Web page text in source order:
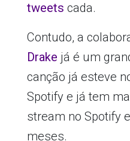
tweets cada.
Contudo, a
Drake já é um
canção já esteve
Spotify e já tem
stream no Spotify
meses.